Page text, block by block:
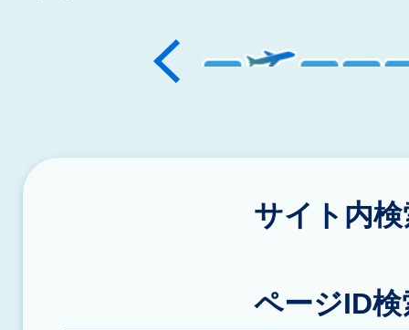
サイト内検
ページID検